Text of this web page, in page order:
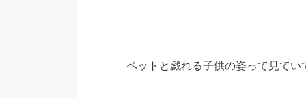
ペットと戯れる子供の姿って見てい